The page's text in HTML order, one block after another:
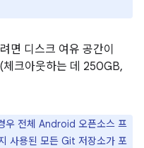
면 디스크 여유 공간이
크아웃하는 데 250GB,
우 전체 Android 오픈소스 프
사용된 모든 Git 저장소가 포